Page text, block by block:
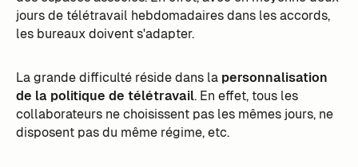
jours de télétravail hebdomadaires dans les accords,
les bureaux doivent s'adapter.
La grande difficulté réside dans la personnalisation
de la politique de télétravail. En effet, tous les
collaborateurs ne choisissent pas les mêmes jours, ne
disposent pas du même régime, etc.